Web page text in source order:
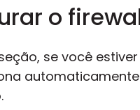
o
se você